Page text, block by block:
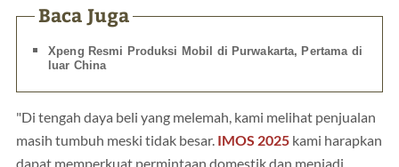
Baca Juga
Xpeng Resmi Produksi Mobil di Purwakarta, Pertama di
luar China
"Di tengah daya beli yang melemah, kami melihat penjualan
masih tumbuh meski tidak besar. IMOS 2025 kami harapkan
dapat memperkuat permintaan domestik dan menjadi